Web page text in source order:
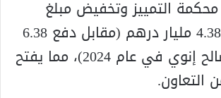
محكمة التمييز وتخفيض مبلغ
التعويض إلى 4.38 مليار درهم (مقابل دفع 6.38
مليار درهم لصالح إنوي في عام 2024)، مما يفتح
التعاون.